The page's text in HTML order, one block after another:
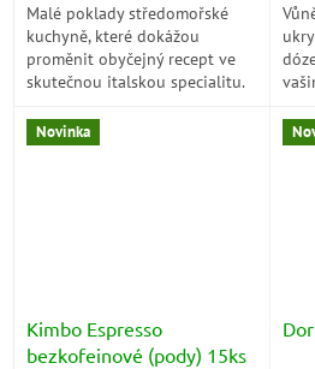
Malé poklady středomořské
kuchyně, které dokážou
proměnit obyčejný recept ve
skutečnou italskou specialitu.
nepostradatelné pro domácí
pesto, rizota,...
Novinka
Kimbo Espresso
bezkofeinové (pody) 15ks